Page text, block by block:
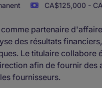
CA$125,000 -
partenaire
des résultats
Le titulaire collabore
afin de fournir des
fournisseurs.